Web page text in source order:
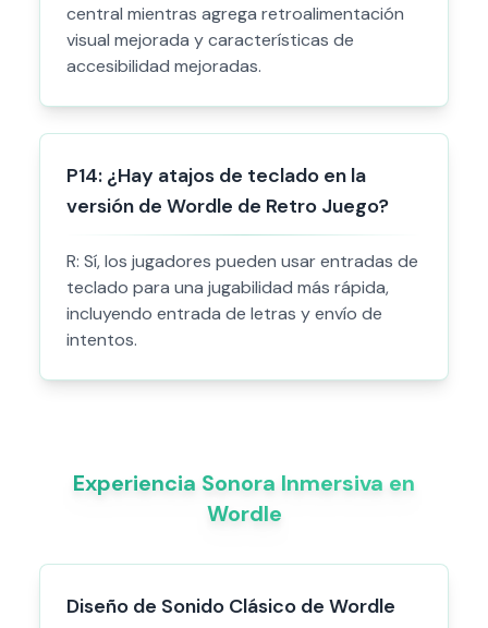
central mientras agrega retroalimentación
visual mejorada y características de
accesibilidad mejoradas.
P14: ¿Hay atajos de teclado en la
versión de Wordle de Retro Juego?
R: Sí, los jugadores pueden usar entradas de
teclado para una jugabilidad más rápida,
incluyendo entrada de letras y envío de
intentos.
Experiencia Sonora Inmersiva en
Wordle
Diseño de Sonido Clásico de Wordle